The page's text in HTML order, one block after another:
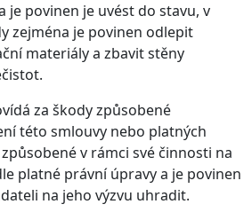
je povinen je uvést do stavu, v
zejména je povinen odlepit
materiály a zbavit stěny
za škody způsobené
této smlouvy nebo platných
v rámci své činnosti na
platné právní úpravy a je povinen
na jeho výzvu uhradit.